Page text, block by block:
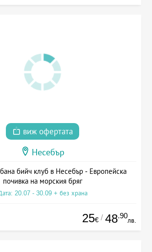
виж офертата
Несебър
бийч клуб в Несебър - Европейска
почивка на морския бряг
20.07 - 30.09 + без храна
25€ / 48.90
лв.